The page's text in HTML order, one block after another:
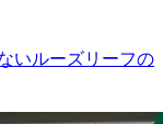
いルーズリーフの